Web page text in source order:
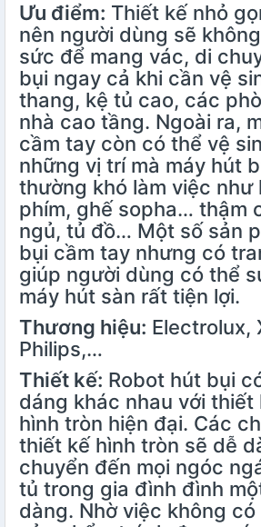
Ưu điểm: Thiết kế nhỏ
nên người dùng sẽ
sức để mang vác, di
bụi ngay cả khi cần vệ
thang, kệ tủ cao, các
nhà cao tầng. Ngoài ra,
cầm tay còn có thể vệ
những vị trí mà máy hút
thường khó làm việc như
phím, ghế sopha… thậm
ngủ, tủ đồ… Một số sản
bụi cầm tay nhưng có
giúp người dùng có thể
máy hút sàn rất tiện lợi.
Thương hiệu: Electrolux,
Philips,…
Thiết kế: Robot hút bụi
dáng khác nhau với thiết
hình tròn hiện đại. Các
thiết kế hình tròn sẽ dễ
chuyển đến mọi ngóc
tủ trong gia đình đình
dàng. Nhờ việc không